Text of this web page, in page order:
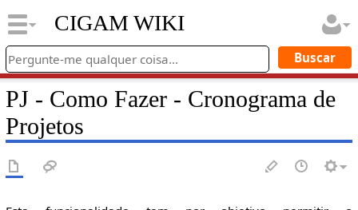
CIGAM WIKI
PJ - Como Fazer - Cronograma de
Projetos